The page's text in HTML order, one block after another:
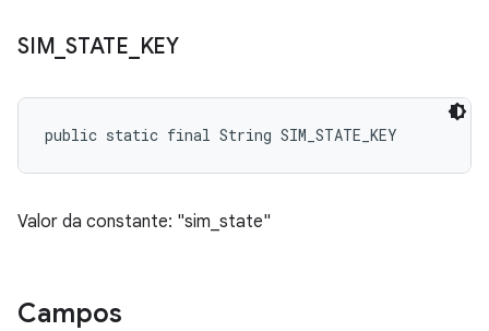
SIM STATE KEY
public static final String SIM_STATE_KEY
Valor da constante: "sim_state"
Campos